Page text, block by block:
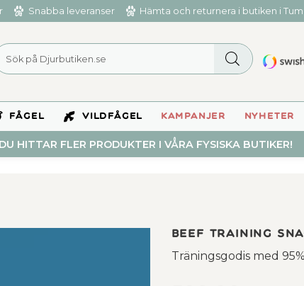
Snabba leveranser Hämta och returnera i butiken i
FÅGEL VILDFÅGEL KAMPANJER NYHETER
DU HITTAR FLER PRODUKTER I VÅRA FYSISKA BUTIKER!
Beef Training
​Träningsgodis med